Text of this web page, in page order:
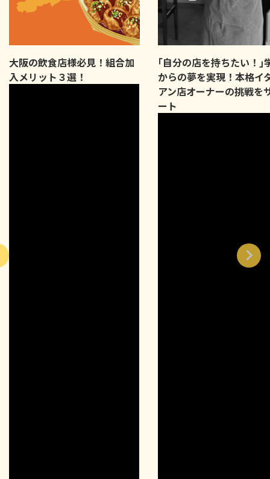
大阪の飲食店様必見！組合加
入メリット３選！
｢自分の店を持ちたい！｣
からの夢を実現！本格イ
アン店オーナーの挑戦を
ート